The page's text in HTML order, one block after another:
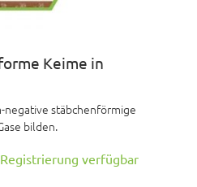
Keime in
negative stäbchenförmige
bilden.
verfügbar